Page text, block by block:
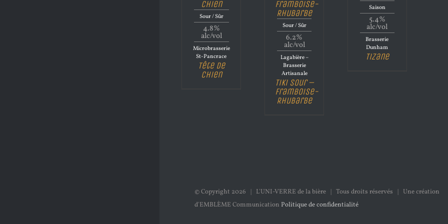
Chien
Sour / Sûr
4.8%
alc/vol
Microbrasserie
St-Pancrace
Tête de
Chien
Framboise-
Rhubarbe
Sour / Sûr
6.2%
alc/vol
Lagabière –
Brasserie
Artisanale
Tiki Sour –
Framboise-
Rhubarbe
Saison
5.4%
alc/vol
Brasserie
Dunham
Tizane
© Copyright 2026 | L'UNI-VERRE de la bière | Tous droits réservés | Une création
d'EMBLÈME Communication Politique de confidentialité